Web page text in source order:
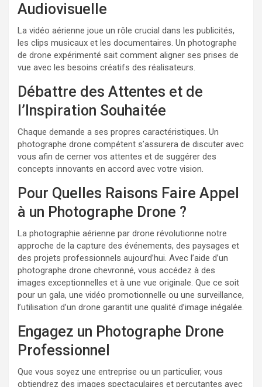
Audiovisuelle
La vidéo aérienne joue un rôle crucial dans les publicités,
les clips musicaux et les documentaires. Un photographe
de drone expérimenté sait comment aligner ses prises de
vue avec les besoins créatifs des réalisateurs.
Débattre des Attentes et de
l’Inspiration Souhaitée
Chaque demande a ses propres caractéristiques. Un
photographe drone compétent s’assurera de discuter avec
vous afin de cerner vos attentes et de suggérer des
concepts innovants en accord avec votre vision.
Pour Quelles Raisons Faire Appel
à un Photographe Drone ?
La photographie aérienne par drone révolutionne notre
approche de la capture des événements, des paysages et
des projets professionnels aujourd’hui. Avec l’aide d’un
photographe drone chevronné, vous accédez à des
images exceptionnelles et à une vue originale. Que ce soit
pour un gala, une vidéo promotionnelle ou une surveillance,
l’utilisation d’un drone garantit une qualité d’image inégalée.
Engagez un Photographe Drone
Professionnel
Que vous soyez une entreprise ou un particulier, vous
obtiendrez des images spectaculaires et percutantes avec